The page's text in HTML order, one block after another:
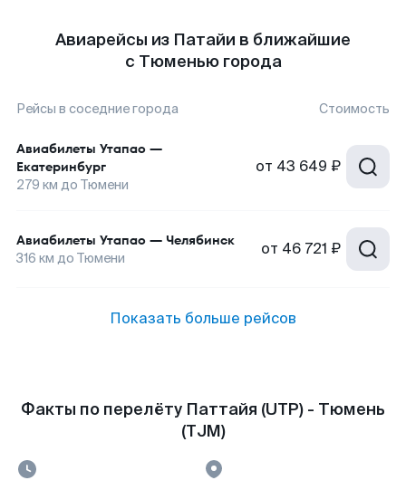
Авиарейсы из Патайи в ближайшие
с Тюменью города
Рейсы в соседние города Стоимость
Авиабилеты Утапао —
Екатеринбург
279 км до Тюмени
от 43 649 ₽
Авиабилеты Утапао — Челябинск
316 км до Тюмени от 46 721 ₽
Показать больше рейсов
Факты по перелёту Паттайя (UTP) - Тюмень
(TJM)